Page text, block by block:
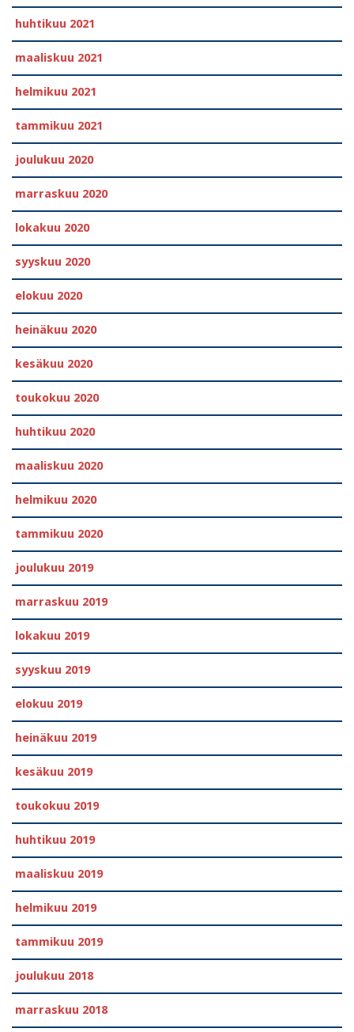
huhtikuu 2021
maaliskuu 2021
helmikuu 2021
tammikuu 2021
joulukuu 2020
marraskuu 2020
lokakuu 2020
syyskuu 2020
elokuu 2020
heinäkuu 2020
kesäkuu 2020
toukokuu 2020
huhtikuu 2020
maaliskuu 2020
helmikuu 2020
tammikuu 2020
joulukuu 2019
marraskuu 2019
lokakuu 2019
syyskuu 2019
elokuu 2019
heinäkuu 2019
kesäkuu 2019
toukokuu 2019
huhtikuu 2019
maaliskuu 2019
helmikuu 2019
tammikuu 2019
joulukuu 2018
marraskuu 2018